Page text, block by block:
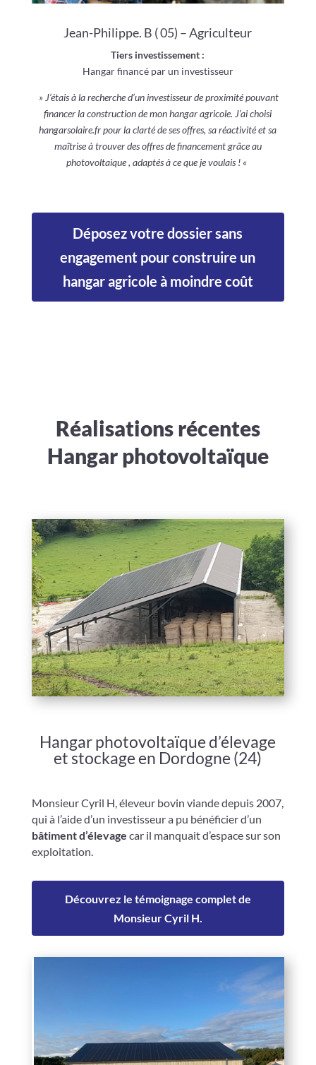
Jean-Philippe. B ( 05) – Agriculteur
Tiers investissement :
Hangar financé par un investisseur
» J’étais à la recherche d’un investisseur de proximité pouvant
financer la construction de mon hangar agricole. J’ai choisi
hangarsolaire.fr pour la clarté de ses offres, sa réactivité et sa
maîtrise à trouver des offres de financement grâce au
photovoltaique , adaptés à ce que je voulais ! «
Déposez votre dossier sans
engagement pour construire un
hangar agricole à moindre coût
Réalisations récentes
Hangar photovoltaïque
Hangar photovoltaïqued’élevage
et stockage en Dordogne (24)
Monsieur Cyril H, éleveur bovin viande depuis 2007,
qui à l’aide d’un investisseur a pu bénéficier d’un
bâtiment d’élevage car il manquait d’espace sur son
exploitation.
Découvrez le témoignage complet de
Monsieur Cyril H.